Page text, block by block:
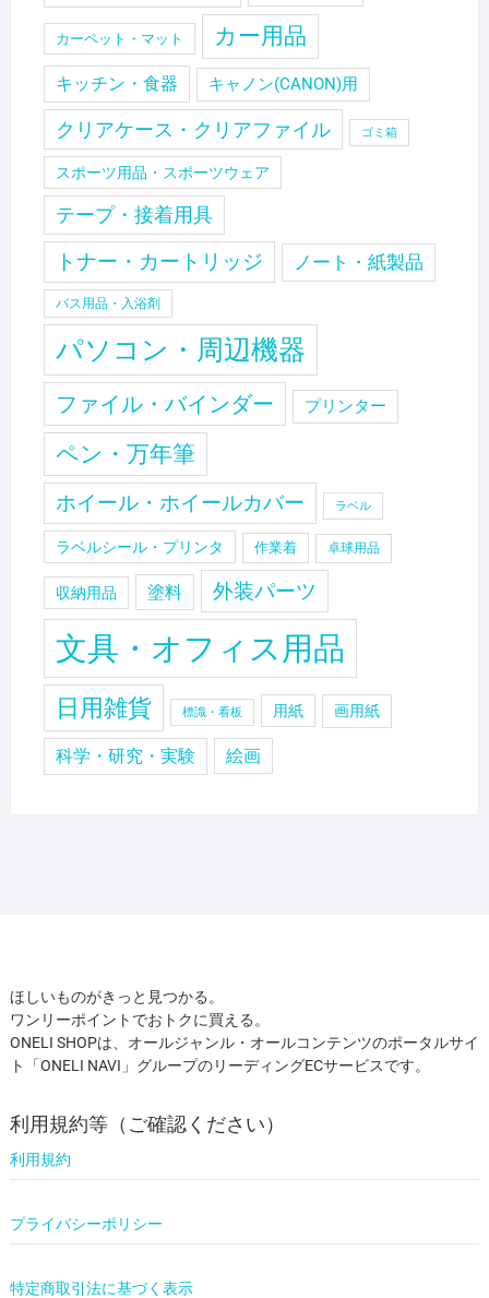
カーペット・マット カー用品
キッチン・食器 キャノン(CANON)用
クリアケース・クリアファイル ゴミ箱
スポーツ用品・スポーツウェア
テープ・接着用具
トナー・カートリッジ ノート・紙製品
バス用品・入浴剤
パソコン・周辺機器
ファイル・バインダー プリンター
ペン・万年筆
ホイール・ホイールカバー ラベル
ラベルシール・プリンタ 作業着 卓球用品
収納用品 塗料 外装パーツ
文具・オフィス用品
日用雑貨 標識・看板 用紙 画用紙
科学・研究・実験 絵画
ほしいものがきっと見つかる。
ワンリーポイントでおトクに買える。
ONELI SHOPは、オールジャンル・オールコンテンツのポータルサイ
ト「ONELI NAVI」グループのリーディングECサービスです。
利用規約等（ご確認ください）
利用規約
プライバシーポリシー
特定商取引法に基づく表示